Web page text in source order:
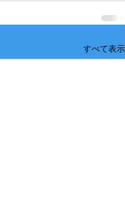
すべて表示